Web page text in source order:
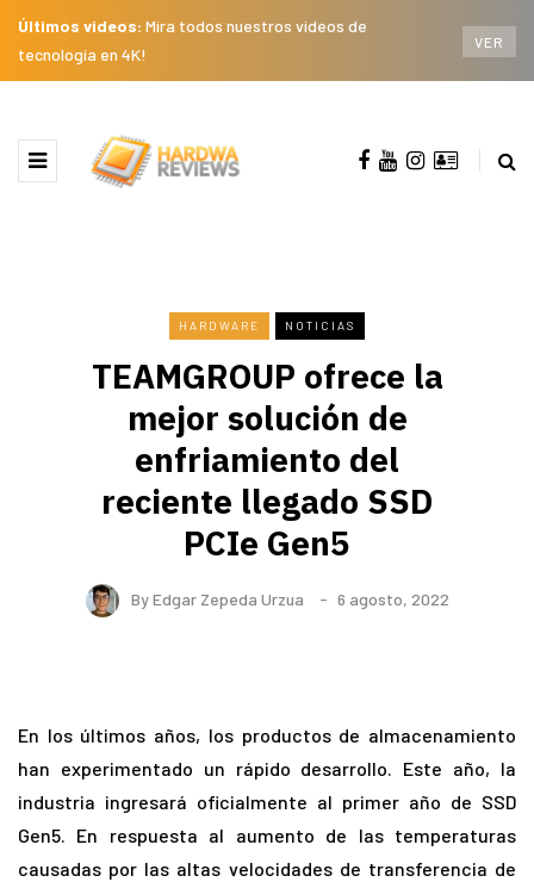
Últimos videos: Mira todos nuestros videos de
tecnología en 4K!
VER
HARDWARE NOTICIAS
TEAMGROUP ofrece la
mejor solución de
enfriamiento del
reciente llegado SSD
PCIe Gen5
ByEdgar Zepeda Urzua 6 agosto, 2022
En los últimos años, los productos de almacenamiento
han experimentado un rápido desarrollo. Este año, la
industria ingresará oficialmente al primer año de SSD
Gen5. En respuesta al aumento de las temperaturas
causadas por las altas velocidades de transferencia de